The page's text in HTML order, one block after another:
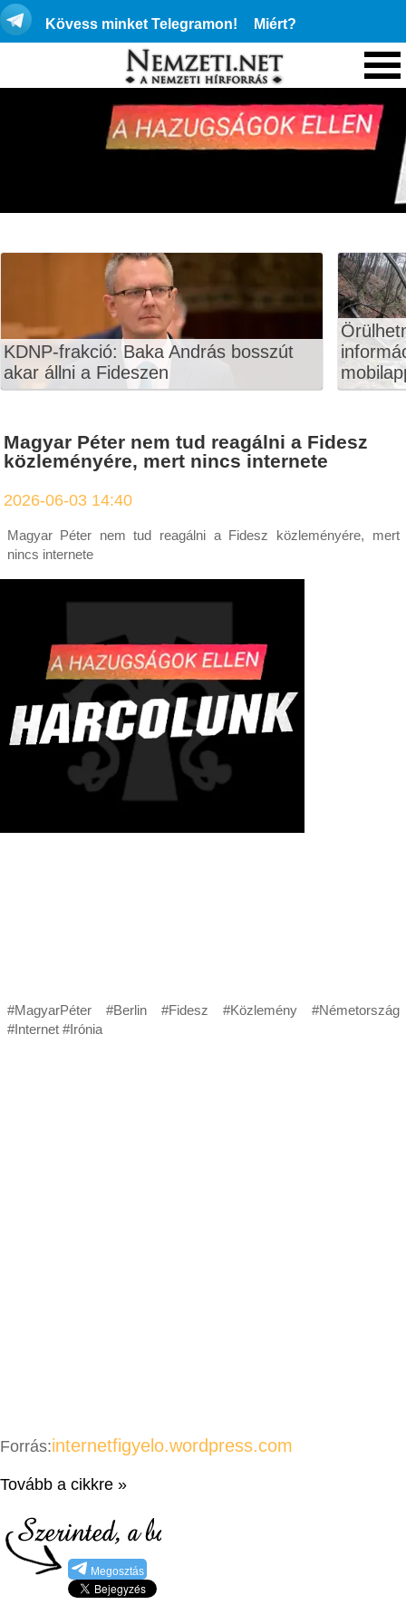
Kövess minket Telegramon! Miért?
KDNP-frakció: Baka András bosszút
akar állni a Fideszen
Magyar Péter nem tud reagálni a Fidesz
közleményére, mert nincs internete
2026-06-03 14:40
Magyar Péter nem tud reagálni a Fidesz közleményére, mert
nincs internete
#MagyarPéter #Berlin #Fidesz #Közlemény #Németország
#Internet #Irónia
Forrás:internetfigyelo.wordpress.com
Tovább a cikkre »
Megosztás